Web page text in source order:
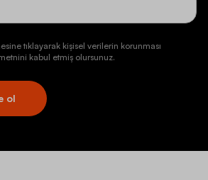
tıklayarak kişisel verilerin korunması
kabul etmiş olursunuz.
ol